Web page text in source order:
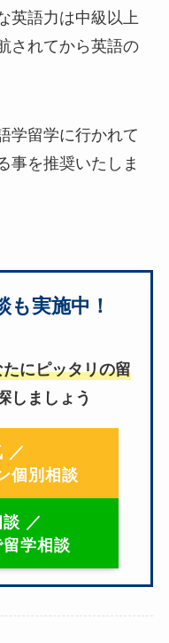
英語力は中級以上
されてから英語の
学留学に行かれて
事を推奨いたしま
実施中！
たにピッタリの留
しましょう
／
個別相談
／
学相談